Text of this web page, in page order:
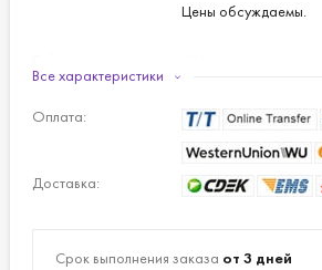
Цены обсуждаемы.
Все характеристики
Оплата:
Доставка:
Срок выполнения заказа от 3 дней